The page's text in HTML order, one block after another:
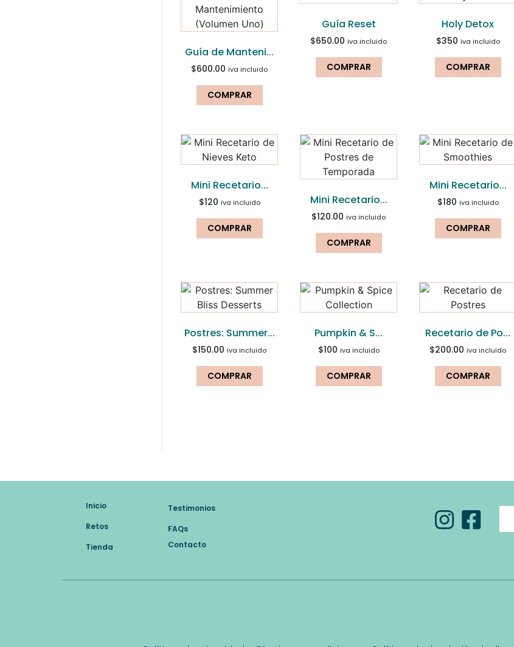
Guía de Manteni...
$600.00 iva incluido
COMPRAR
Guía Reset
$650.00 iva incluido
COMPRAR
Holy Detox
$350 iva incluido
COMPRAR
Mini Recetario...
$120 iva incluido
COMPRAR
Mini Recetario...
$120.00 iva incluido
COMPRAR
Mini Recetario...
$180 iva incluido
COMPRAR
Postres: Summer...
$150.00 iva incluido
COMPRAR
Pumpkin & S...
$100 iva incluido
COMPRAR
Recetario de Po...
$200.00 iva incluido
COMPRAR
Inicio
Retos
Tienda
Testimonios
FAQs
Contacto